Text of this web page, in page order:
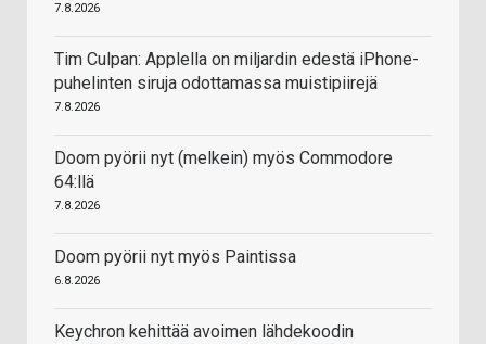
7.8.2026
Tim Culpan: Applella on miljardin edestä iPhone-
puhelinten siruja odottamassa muistipiirejä
7.8.2026
Doom pyörii nyt (melkein) myös Commodore
64:llä
7.8.2026
Doom pyörii nyt myös Paintissa
6.8.2026
Keychron kehittää avoimen lähdekoodin